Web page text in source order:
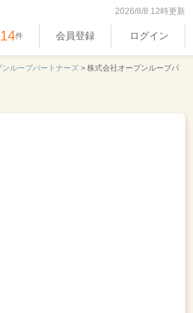
2026/8/8 12時更新
件 会員登録 ログイン
ループパートナーズ > 株式会社オープンループパ